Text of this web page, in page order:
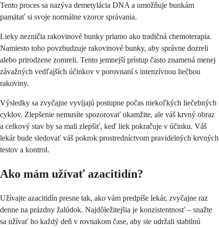
Tento proces sa nazýva demetylácia DNA a umožňuje bunkám
pamätať si svoje normálne vzorce správania.
Lieky nezničia rakovinové bunky priamo ako tradičná chemoterapia.
Namiesto toho povzbudzuje rakovinové bunky, aby správne dozreli
alebo prirodzene zomreli. Tento jemnejší prístup často znamená menej
závažných vedľajších účinkov v porovnaní s intenzívnou liečbou
rakoviny.
Výsledky sa zvyčajne vyvíjajú postupne počas niekoľkých liečebných
cyklov. Zlepšenie nemusíte spozorovať okamžite, ale váš krvný obraz
a celkový stav by sa mali zlepšiť, keď liek pokračuje v účinku. Váš
lekár bude sledovať váš pokrok prostredníctvom pravidelných krvných
testov a kontrol.
Ako mám užívať azacitidín?
Užívajte azacitidín presne tak, ako vám predpíše lekár, zvyčajne raz
denne na prázdny žalúdok. Najdôležitejšia je konzistentnosť – snažte
sa užívať ho každý deň v rovnakom čase, aby ste udržali stabilnú